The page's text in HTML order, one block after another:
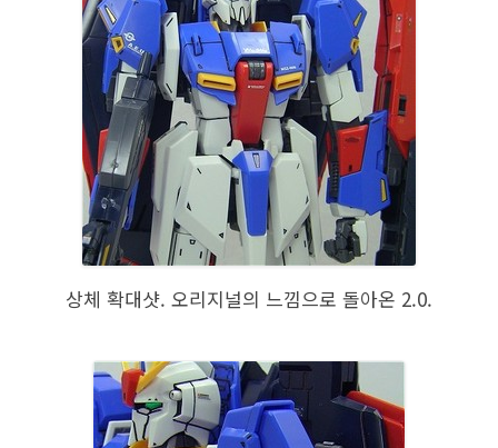
상체 확대샷. 오리지널의 느낌으로 돌아온 2.0.